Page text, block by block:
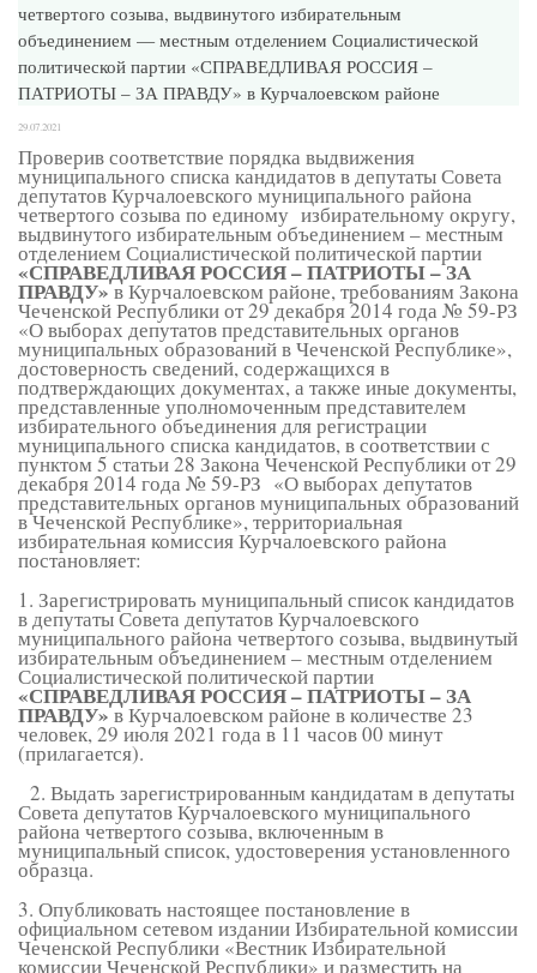
четвертого созыва, выдвинутого избирательным
объединением — местным отделением Социалистической
политической партии «СПРАВЕДЛИВАЯ РОССИЯ –
ПАТРИОТЫ – ЗА ПРАВДУ» в Курчалоевском районе
29.07.2021
Проверив соответствие порядка выдвижения
муниципального списка кандидатов в депутаты Совета
депутатов Курчалоевского муниципального района
четвертого созыва по единому избирательному округу,
выдвинутого избирательным объединением – местным
отделением Социалистической политической партии
«СПРАВЕДЛИВАЯ РОССИЯ – ПАТРИОТЫ – ЗА
ПРАВДУ»в Курчалоевском районе, требованиям Закона
Чеченской Республики от 29 декабря 2014 года № 59-РЗ
«О выборах депутатов представительных органов
муниципальных образований в Чеченской Республике»,
достоверность сведений, содержащихся в
подтверждающих документах, а также иные документы,
представленные уполномоченным представителем
избирательного объединения для регистрации
муниципального списка кандидатов, в соответствии с
пунктом 5 статьи 28 Закона Чеченской Республики от 29
декабря 2014 года № 59-РЗ «О выборах депутатов
представительных органов муниципальных образований
в Чеченской Республике», территориальная
избирательная комиссия Курчалоевского района
постановляет:
1. Зарегистрировать муниципальный список кандидатов
в депутаты Совета депутатов Курчалоевского
муниципального района четвертого созыва, выдвинутый
избирательным объединением – местным отделением
Социалистической политической партии
«СПРАВЕДЛИВАЯ РОССИЯ – ПАТРИОТЫ – ЗА
ПРАВДУ»в Курчалоевском районе в количестве 23
человек, 29 июля 2021 года в 11 часов 00 минут
(прилагается).
2. Выдать зарегистрированным кандидатам в депутаты
Совета депутатов Курчалоевского муниципального
района четвертого созыва, включенным в
муниципальный список, удостоверения установленного
образца.
3. Опубликовать настоящее постановление в
официальном сетевом издании Избирательной комиссии
Чеченской Республики «Вестник Избирательной
комиссии Чеченской Республики» и разместить на